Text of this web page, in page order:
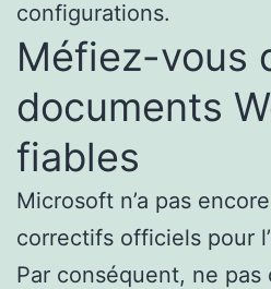
configurations.
Méfiez-vous
documents
fiables
Microsoft n’a pas
correctifs officiels pour
Par conséquent, ne pas